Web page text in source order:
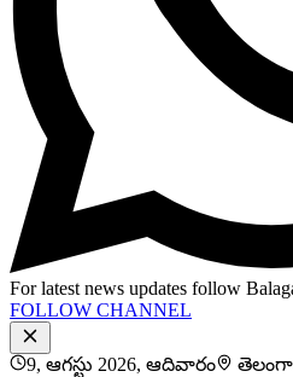
For latest news updates follow
FOLLOW CHANNEL
9, ఆగస్టు 2026, ఆదివారం